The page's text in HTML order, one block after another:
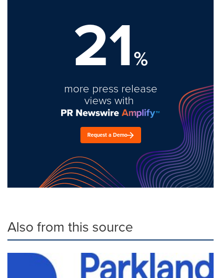
21%
more press release
views with
Request a Demo
Also from this source